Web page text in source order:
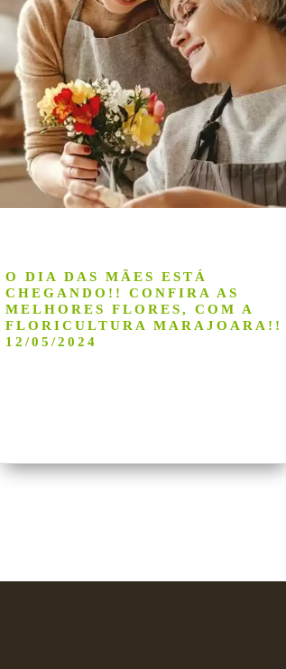
O DIA DAS MÃES ESTÁ
CHEGANDO!! CONFIRA AS
MELHORES FLORES, COM A
FLORICULTURA MARAJOARA!!
12/05/2024